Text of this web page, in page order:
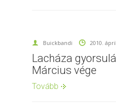
Buickbandi 2010.
Lacháza
Március vége
Tovább